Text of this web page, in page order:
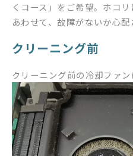
くコース」をご希望。ホコ
あわせて、故障がないか心配
クリーニング前
クリーニング前の冷却ファ